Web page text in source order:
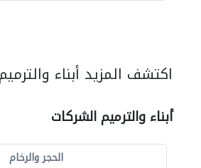
اكتشف المزيد أبناء
أبناء والترميم الشركات
الحجر والرخام